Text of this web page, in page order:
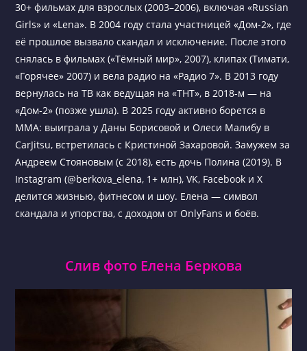
30+ фильмах для взрослых (2003–2006), включая «Russian
Girls» и «Lena». В 2004 году стала участницей «Дом-2», где
её прошлое вызвало скандал и исключение. После этого
снялась в фильмах («Тёмный мир», 2007), клипах (Тимати,
«Горячее» 2007) и вела радио на «Радио 7». В 2013 году
вернулась на ТВ как ведущая на «ТНТ», в 2018-м — на
«Дом-2» (позже ушла). В 2025 году активно борется в
MMA: выиграла у Даны Борисовой и Олеси Малибу в
CarJitsu, встретилась с Кристиной Захаровой. Замужем за
Андреем Стояновым (с 2018), есть дочь Полина (2019). В
Instagram (@berkova_elena, 1+ млн), VK, Facebook и X
делится жизнью, фитнесом и шоу. Елена — символ
скандала и упорства, с доходом от OnlyFans и боёв.
Слив фото Елена Беркова